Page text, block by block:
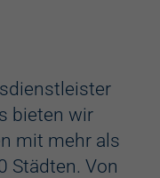
bieten wir
mit mehr als
Städten. Von